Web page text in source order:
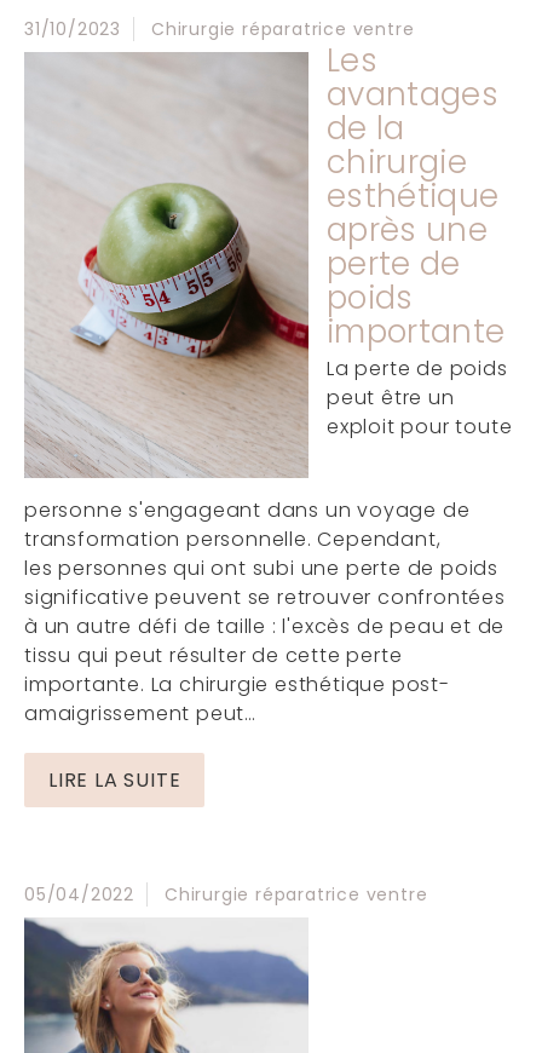
31/10/2023 Chirurgie réparatrice ventre
Les
avantages
de la
chirurgie
esthétique
après une
perte de
poids
importante
La perte de poids
peut être un
exploit pour toute
personne s'engageant dans un voyage de
transformation personnelle. Cependant,
les personnes qui ont subi une perte de poids
significative peuvent se retrouver confrontées
à un autre défi de taille : l'excès de peau et de
tissu qui peut résulter de cette perte
importante. La chirurgie esthétique post-
amaigrissement peut…
LIRE LA SUITE
05/04/2022 Chirurgie réparatrice ventre